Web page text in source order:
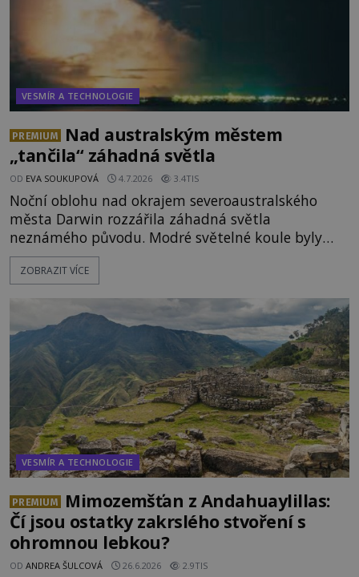
VESMÍR A TECHNOLOGIE
PREMIUM
Nad australským městem
„tančila“ záhadná světla
OD EVA SOUKUPOVÁ 4.7.2026 3.4TIS
Noční oblohu nad okrajem severoaustralského
města Darwin rozzářila záhadná světla
neznámého původu. Modré světelné koule byly
viditelné nejméně dvacet minut, během nichž se
opakovaně objevovaly a zase mizely. Svědek, který
mohlo jít o návštěvu ze světa duchů. Záhadný
záznam okamžitě rozpoutal deb
ZOBRAZIT VÍCE
VESMÍR A TECHNOLOGIE
PREMIUM
Mimozemšťan z Andahuaylillas:
Čí jsou ostatky zakrslého stvoření s
ohromnou lebkou?
OD ANDREA ŠULCOVÁ 26.6.2026 2.9TIS